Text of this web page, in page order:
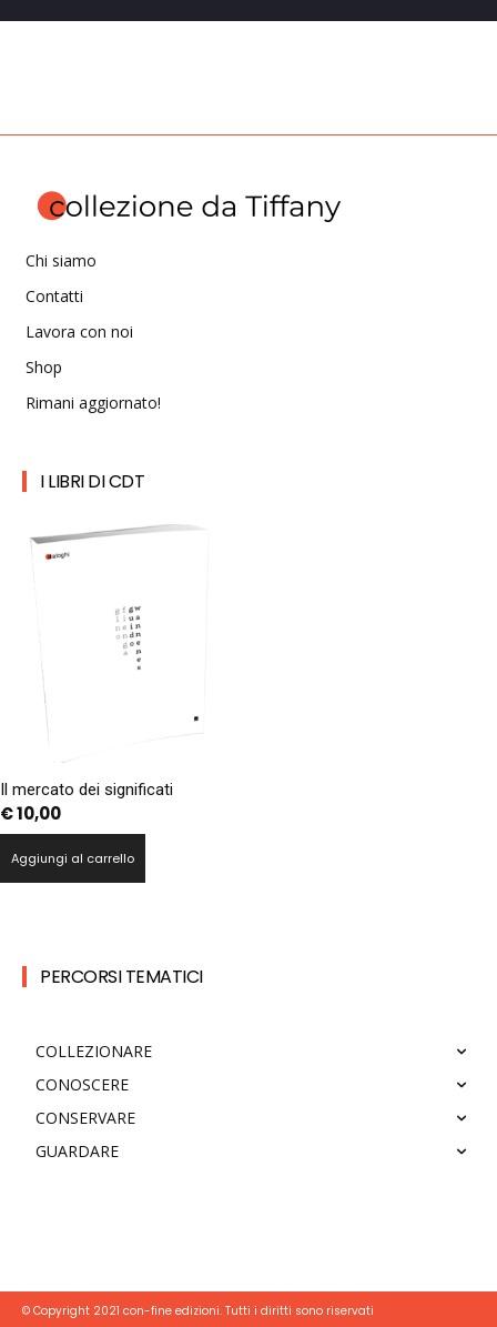
Chi siamo
Contatti
Lavora con noi
Shop
Rimani aggiornato!
I LIBRI DI CDT
Il mercato dei significati
€10,00
Aggiungi al carrello
PERCORSI TEMATICI
COLLEZIONARE
CONOSCERE
CONSERVARE
GUARDARE
© Copyright 2021 con-fine edizioni. Tutti i diritti sono riservati